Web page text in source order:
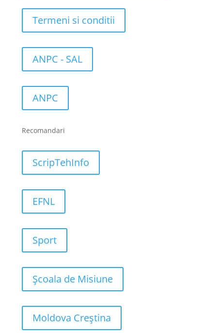
Termeni si conditii
ANPC - SAL
ANPC
Recomandari
ScripTehInfo
EFNL
Sport
Școala de Misiune
Moldova Creștina